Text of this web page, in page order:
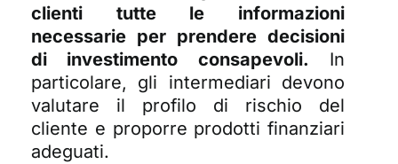
clienti tutte le informazioni
necessarie per prendere decisioni
di investimento consapevoli. In
particolare, gli intermediari devono
valutare il profilo di rischio del
cliente e proporre prodotti finanziari
adeguati.